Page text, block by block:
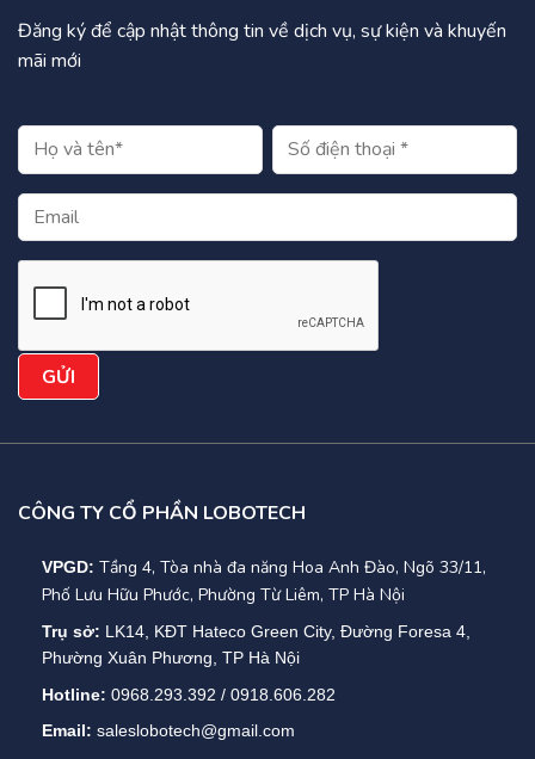
Đăng ký để cập nhật thông tin về dịch vụ, sự kiện và khuyến
mãi mới
CÔNG TY CỔ PHẦN LOBOTECH
VPGD: Tầng 4, Tòa nhà đa năng Hoa Anh Đào, Ngõ 33/11,
Phố Lưu Hữu Phước, Phường Từ Liêm, TP Hà Nội
Trụ sở: LK14, KĐT Hateco Green City, Đường Foresa 4,
Phường Xuân Phương, TP Hà Nội
Hotline: 0968.293.392 / 0918.606.282
Email: saleslobotech@gmail.com